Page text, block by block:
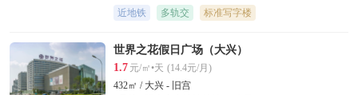
近地铁
多轨交 标准写字楼
世界之花假日广场（大兴）
1.7 元/㎡•天 (14.4元/月)
432㎡ / 大兴 - 旧宫